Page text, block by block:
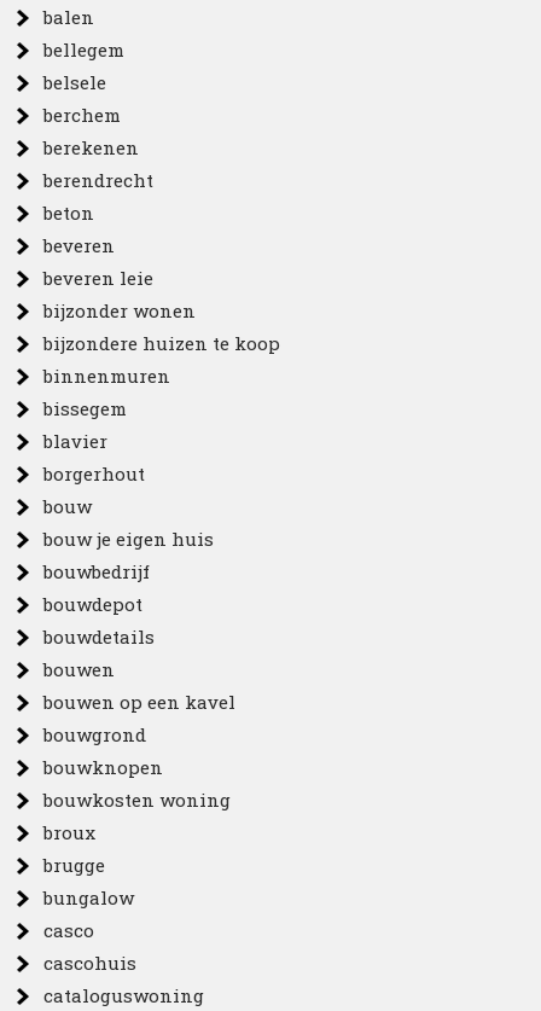
balen
bellegem
belsele
berchem
berekenen
berendrecht
beton
beveren
beveren leie
bijzonder wonen
bijzondere huizen te koop
binnenmuren
bissegem
blavier
borgerhout
bouw
bouw je eigen huis
bouwbedrijf
bouwdepot
bouwdetails
bouwen
bouwen op een kavel
bouwgrond
bouwknopen
bouwkosten woning
broux
brugge
bungalow
casco
cascohuis
cataloguswoning